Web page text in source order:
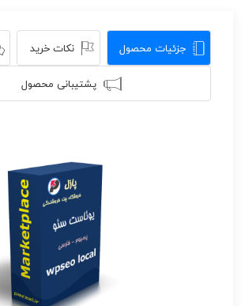
جزئیات محصول نکات خرید
پشتیبانی محصول